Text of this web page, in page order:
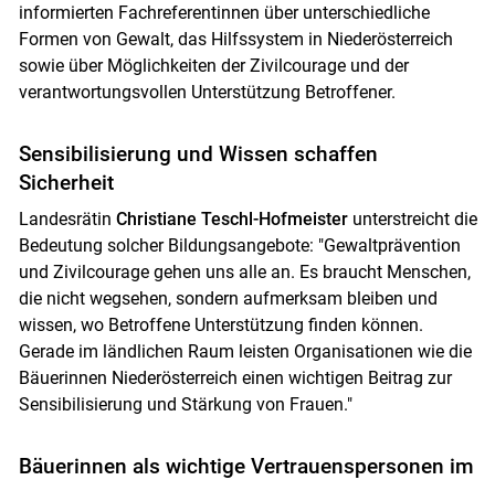
informierten Fachreferentinnen über unterschiedliche
Formen von Gewalt, das Hilfssystem in Niederösterreich
sowie über Möglichkeiten der Zivilcourage und der
verantwortungsvollen Unterstützung Betroffener.
Sensibilisierung und Wissen schaffen
Sicherheit
Landesrätin Christiane Teschl-Hofmeisterunterstreicht die
Bedeutung solcher Bildungsangebote: "Gewaltprävention
und Zivilcourage gehen uns alle an. Es braucht Menschen,
die nicht wegsehen, sondern aufmerksam bleiben und
wissen, wo Betroffene Unterstützung finden können.
Gerade im ländlichen Raum leisten Organisationen wie die
Bäuerinnen Niederösterreich einen wichtigen Beitrag zur
Sensibilisierung und Stärkung von Frauen."
Bäuerinnen als wichtige Vertrauenspersonen im